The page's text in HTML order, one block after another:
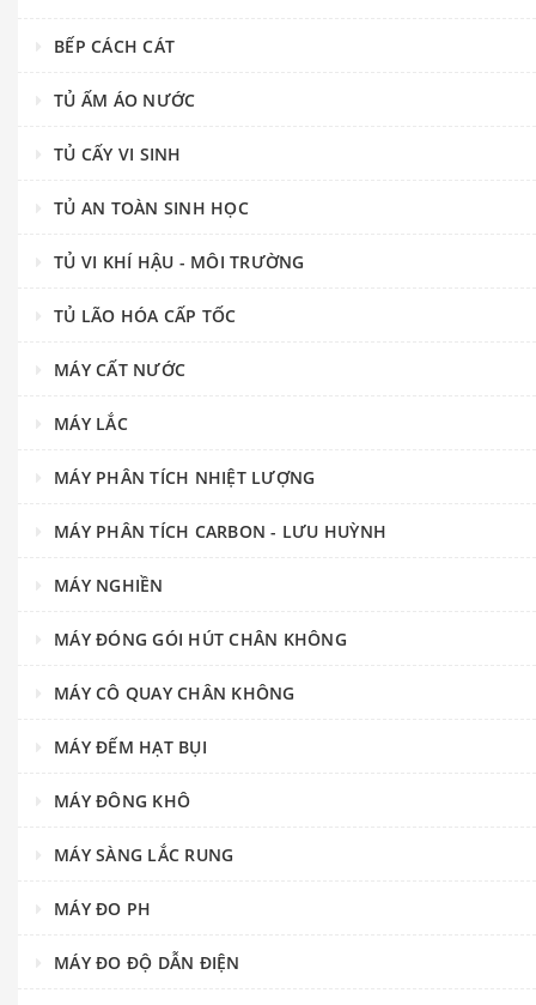
BẾP CÁCH CÁT
TỦ ẤM ÁO NƯỚC
TỦ CẤY VI SINH
TỦ AN TOÀN SINH HỌC
TỦ VI KHÍ HẬU - MÔI TRƯỜNG
TỦ LÃO HÓA CẤP TỐC
MÁY CẤT NƯỚC
MÁY LẮC
MÁY PHÂN TÍCH NHIỆT LƯỢNG
MÁY PHÂN TÍCH CARBON - LƯU HUỲNH
MÁY NGHIỀN
MÁY ĐÓNG GÓI HÚT CHÂN KHÔNG
MÁY CÔ QUAY CHÂN KHÔNG
MÁY ĐẾM HẠT BỤI
MÁY ĐÔNG KHÔ
MÁY SÀNG LẮC RUNG
MÁY ĐO PH
MÁY ĐO ĐỘ DẪN ĐIỆN